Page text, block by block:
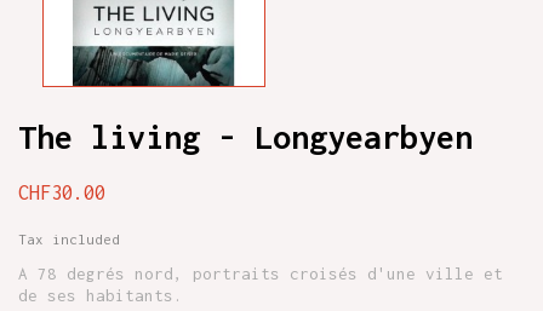
The living - Longyearbyen
CHF30.00
Tax included
A 78 degrés nord, portraits croisés d'une ville et
de ses habitants.